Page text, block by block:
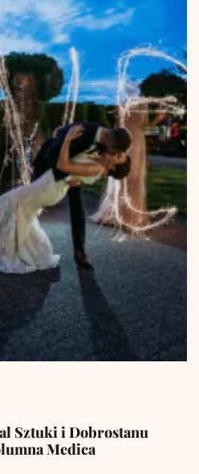
Sztuki i Dobrostanu
Medica